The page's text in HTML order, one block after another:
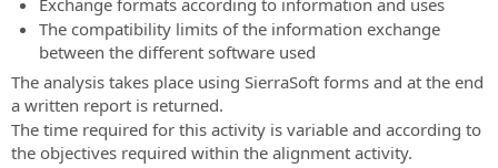
conception
hydraulique
SierraSoft
Land
Design
Studio
l’utilisation
des
solutions
SierraSoft
Exchange formats according to information and uses
The compatibility limits of the information exchange
between the different software used
The analysis takes place using SierraSoft forms and at the end
a written report is returned.
The time required for this activity is variable and according to
the objectives required within the alignment activity.